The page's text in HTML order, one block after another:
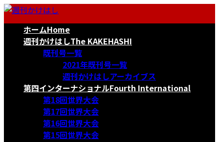
コ
ナ
ホームHome
週刊かけはしThe KAKEHASHI
既刊号一覧
2021年既刊号一覧
週刊かけはしアーカイブス
第四インターナショナルFourth International
第18回世界大会
第17回世界大会
第16回世界大会
第15回世界大会